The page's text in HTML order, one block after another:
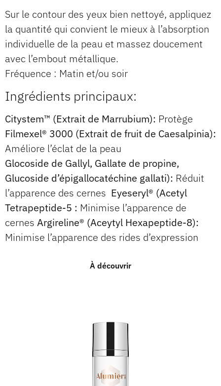
Sur le contour des yeux bien nettoyé, appliquez
la quantité qui convient le mieux à l’absorption
individuelle de la peau et massez doucement
avec l’embout métallique.
Fréquence : Matin et/ou soir
Ingrédients principaux:
Citystem™ (Extrait de Marrubium): Protège
Filmexel® 3000 (Extrait de fruit de Caesalpinia):
Améliore l’éclat de la peau
Glocoside de Gallyl, Gallate de propine,
Glucoside d’épigallocatéchine gallati): Réduit
l’apparence des cernes Eyeseryl® (Acetyl
Tetrapeptide-5 : Minimise l’apparence de
cernes Argireline® (Aceytyl Hexapeptide-8):
Minimise l’apparence des rides d’expression
À découvrir